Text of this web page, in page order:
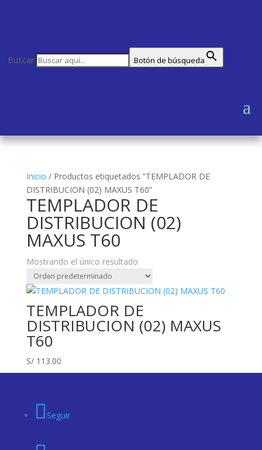
Buscar: Botón de búsqueda
Inicio / Productos etiquetados “TEMPLADOR DE
DISTRIBUCION (02) MAXUS T60”
TEMPLADOR DE
DISTRIBUCION (02)
MAXUS T60
Mostrando el único resultado
TEMPLADOR DE
DISTRIBUCION (02) MAXUS
T60
S/113.00
Seguir